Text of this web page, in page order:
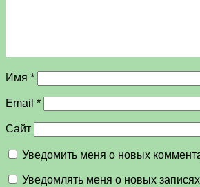
Имя *
Email *
Сайт
Уведомить меня о новых
Уведомлять меня о новых